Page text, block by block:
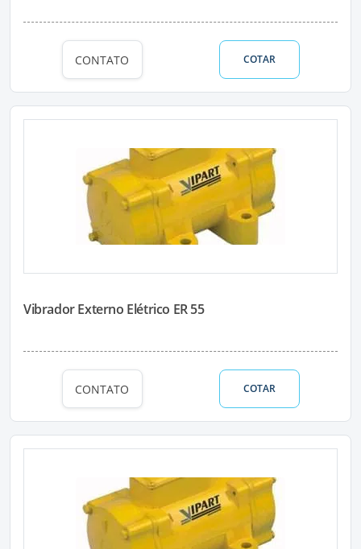
CONTATO COTAR
Vibrador Externo Elétrico ER 55
CONTATO COTAR